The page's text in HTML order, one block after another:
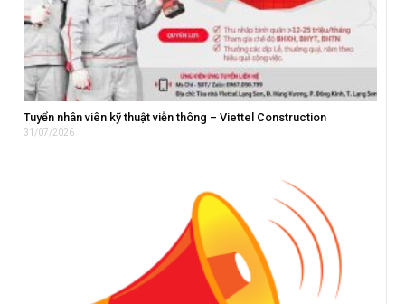
Tuyển nhân viên kỹ thuật viễn thông – Viettel Construction
31/07/2026